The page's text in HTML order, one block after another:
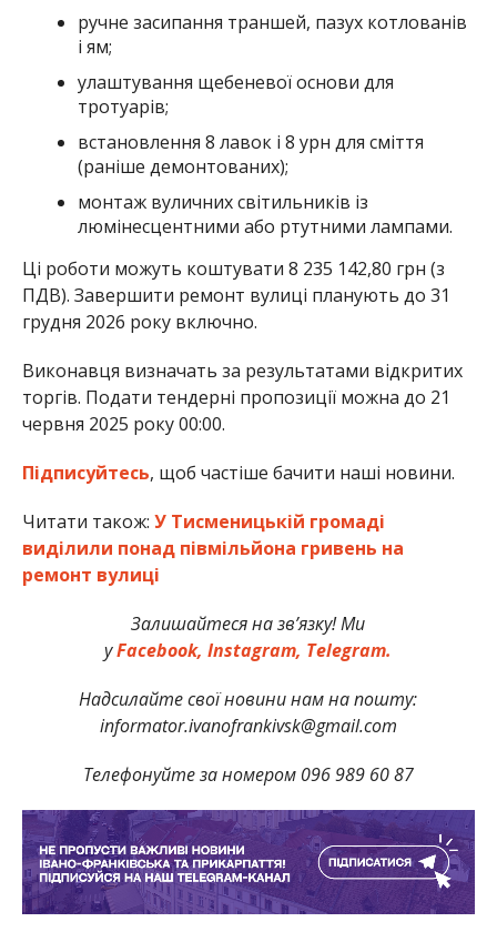
ручне засипання траншей, пазух котлованів
і ям;
улаштування щебеневої основи для
тротуарів;
встановлення 8 лавок і 8 урн для сміття
(раніше демонтованих);
монтаж вуличних світильників із
люмінесцентними або ртутними лампами.
Ці роботи можуть коштувати 8 235 142,80 грн (з
ПДВ). Завершити ремонт вулиці планують до 31
грудня 2026 року включно.
Виконавця визначать за результатами відкритих
торгів. Подати тендерні пропозиції можна до 21
червня 2025 року 00:00.
Підписуйтесь, щоб частіше бачити наші новини.
Читати також: У Тисменицькій громаді
виділили понад півмільйона гривень на
ремонт вулиці
Залишайтеся на зв’язку! Ми
уFacebook, Instagram, Telegram.
Надсилайте свої новини нам на пошту:
informator.ivanofrankivsk@gmail.com
Телефонуйте за номером 096 989 60 87